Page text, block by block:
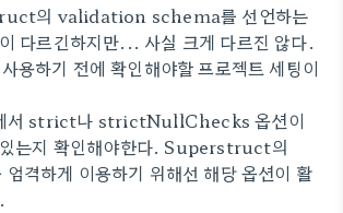
의 validation schema를 선언하는
다르긴하지만... 사실 크게 다르진 않다.
하기 전에 확인해야할 프로젝트 세팅이
strict나 strictNullChecks 옵션이
는지 확인해야한다. Superstruct의
격하게 이용하기 위해선 해당 옵션이 활